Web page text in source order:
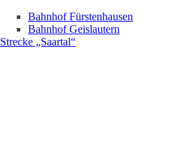
Bahnhof Fürstenhausen
Bahnhof Geislautern
Strecke „Saartal“